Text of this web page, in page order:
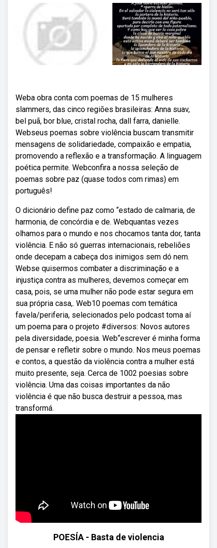
Weba obra conta com poemas de 15 mulheres
slammers, das cinco regiões brasileiras: Anna suav,
bel puã, bor blue, cristal rocha, dall farra, danielle.
Webseus poemas sobre violência buscam transmitir
mensagens de solidariedade, compaixão e empatia,
promovendo a reflexão e a transformação. A linguagem
poética permite. Webconfira a nossa seleção de
poemas sobre paz (quase todos com rimas) em
português!
O dicionário define paz como “estado de calmaria, de
harmonia, de concórdia e de. Webquantas vezes
olhamos para o mundo e nos chocamos tanta dor, tanta
violência. E não só guerras internacionais, rebeliões
onde decepam a cabeça dos inimigos sem dó nem.
Webse quisermos combater a discriminação e a
injustiça contra as mulheres, devemos começar em
casa, pois, se uma mulher não pode estar segura em
sua própria casa,. Web10 poemas com temática
favela/periferia, selecionados pelo podcast toma aí
um poema para o projeto #diversos: Novos autores
pela diversidade, poesia. Web“escrever é minha forma
de pensar e refletir sobre o mundo. Nos meus poemas
e contos, a questão da violência contra a mulher está
muito presente, seja. Cerca de 1002 poesias sobre
violência. Uma das coisas importantes da não
violência é que não busca destruir a pessoa, mas
transformá.
POESÍA - Basta de violencia